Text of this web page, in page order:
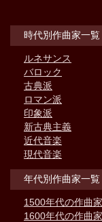
時代別作曲家一覧
ルネサンス
バロック
古典派
ロマン派
印象派
新古典主義
近代音楽
現代音楽
年代別作曲家一覧
1500年代の作曲家
1600年代の作曲家